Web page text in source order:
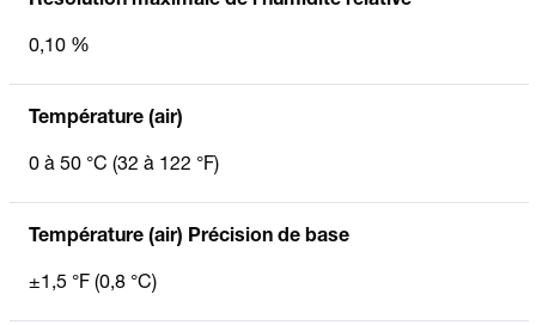
0,10 %
Température (air)
0 à 50 °C (32 à 122 °F)
Température (air) Précision de base
±1,5 °F (0,8 °C)